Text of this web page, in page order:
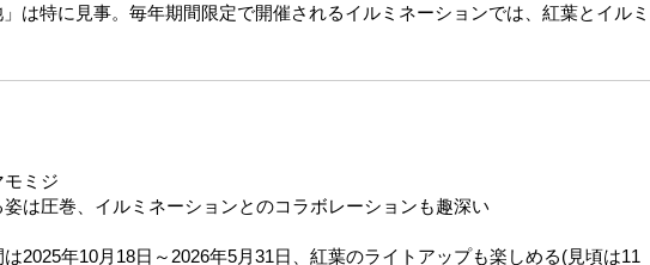
は特に見事。毎年期間限定で開催されるイルミネーションでは、紅葉とイルミ
ミジ
は圧巻、イルミネーションとのコラボレーションも趣深い
2025年10月18日～2026年5月31日、紅葉のライトアップも楽しめる(見頃は11